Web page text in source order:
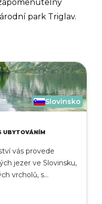
park Triglav.
Slovinsko
UBYTOVÁNÍM
vás provede
jezer ve Slovinsku,
vrcholů, s
aby byl váš